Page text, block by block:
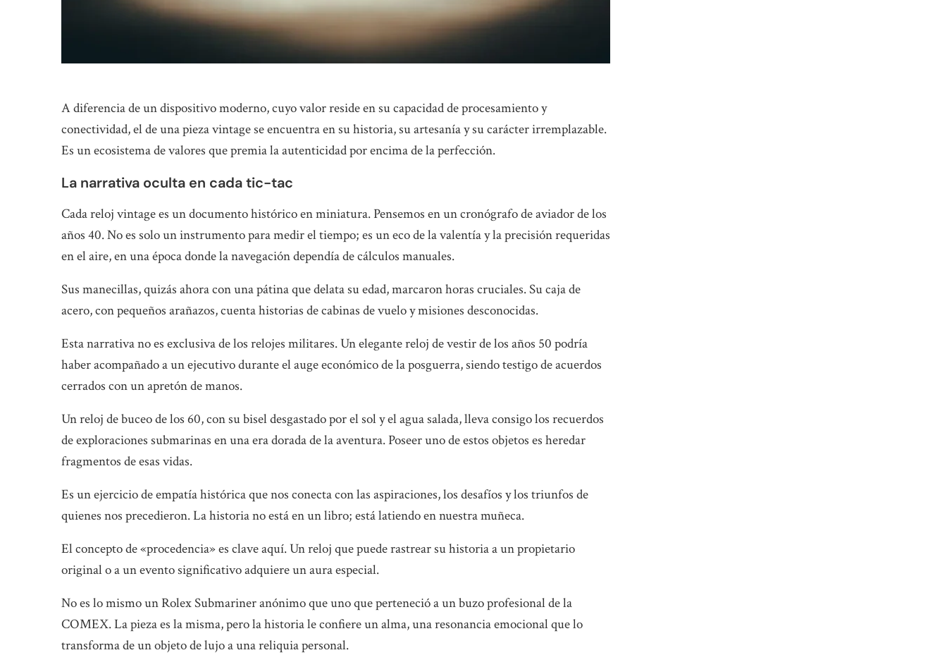
A diferencia de un dispositivo moderno, cuyo valor reside en su capacidad de procesamiento y
conectividad, el de una pieza vintage se encuentra en su historia, su artesanía y su carácter irremplazable.
Es un ecosistema de valores que premia la autenticidad por encima de la perfección.
La narrativa oculta en cada tic-tac
Cada reloj vintage es un documento histórico en miniatura. Pensemos en un cronógrafo de aviador de los
años 40. No es solo un instrumento para medir el tiempo; es un eco de la valentía y la precisión requeridas
en el aire, en una época donde la navegación dependía de cálculos manuales.
Sus manecillas, quizás ahora con una pátina que delata su edad, marcaron horas cruciales. Su caja de
acero, con pequeños arañazos, cuenta historias de cabinas de vuelo y misiones desconocidas.
Esta narrativa no es exclusiva de los relojes militares. Un elegante reloj de vestir de los años 50 podría
haber acompañado a un ejecutivo durante el auge económico de la posguerra, siendo testigo de acuerdos
cerrados con un apretón de manos.
Un reloj de buceo de los 60, con su bisel desgastado por el sol y el agua salada, lleva consigo los recuerdos
de exploraciones submarinas en una era dorada de la aventura. Poseer uno de estos objetos es heredar
fragmentos de esas vidas.
Es un ejercicio de empatía histórica que nos conecta con las aspiraciones, los desafíos y los triunfos de
quienes nos precedieron. La historia no está en un libro; está latiendo en nuestra muñeca.
El concepto de «procedencia» es clave aquí. Un reloj que puede rastrear su historia a un propietario
original o a un evento significativo adquiere un aura especial.
No es lo mismo un Rolex Submariner anónimo que uno que perteneció a un buzo profesional de la
COMEX. La pieza es la misma, pero la historia le confiere un alma, una resonancia emocional que lo
transforma de un objeto de lujo a una reliquia personal.